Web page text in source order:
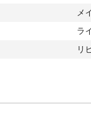
メ
ラ
リ